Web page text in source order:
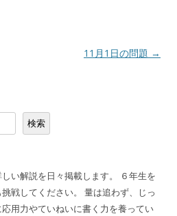
11月1日の問題 →
検索
い解説を日々掲載します。 ６年生を
戦してください。 量は追わず、じっ
用力やていねいに書く力を養ってい